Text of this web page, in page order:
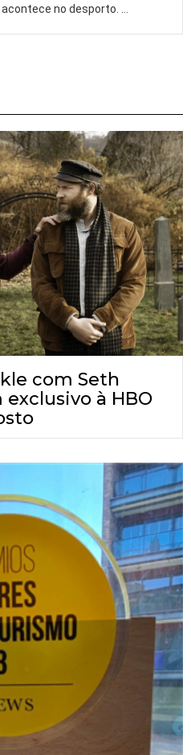
no desporto.
com Seth
à HBO